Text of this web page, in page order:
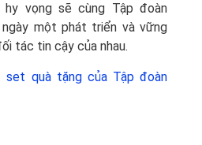
hy vọng sẽ cùng Tập đoàn
một phát triển và vững
tác tin cậy của nhau.
set quà tặng của Tập đoàn